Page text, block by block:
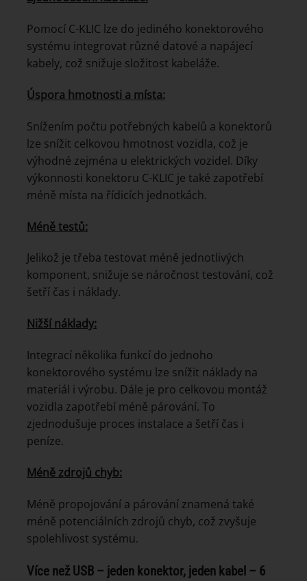
Pomocí C-KLIC lze do jediného konektorového
systému integrovat různé datové a napájecí
kabely, což snižuje složitost kabeláže.
Úspora hmotnosti a místa:
Snížením počtu potřebných kabelů a konektorů
lze snížit celkovou hmotnost vozidla, což je
výhodné zejména u elektrických vozidel. Díky
výkonnosti konektoru C-KLIC je také zapotřebí
méně místa na řídicích jednotkách.
Méně testů:
Jelikož je třeba testovat méně jednotlivých
komponent, snižuje se náročnost testování, což
šetří čas i náklady.
Nižší náklady:
Integrací několika funkcí do jednoho
konektorového systému lze snížit náklady na
materiál i výrobu. Dále je pro celkovou montáž
vozidla zapotřebí méně párování. To
zjednodušuje proces instalace a šetří čas i
peníze.
Méně zdrojů chyb:
Méně propojování a párování znamená také
méně potenciálních zdrojů chyb, což zvyšuje
spolehlivost systému.
Více než USB – jeden konektor, jeden kabel – 6